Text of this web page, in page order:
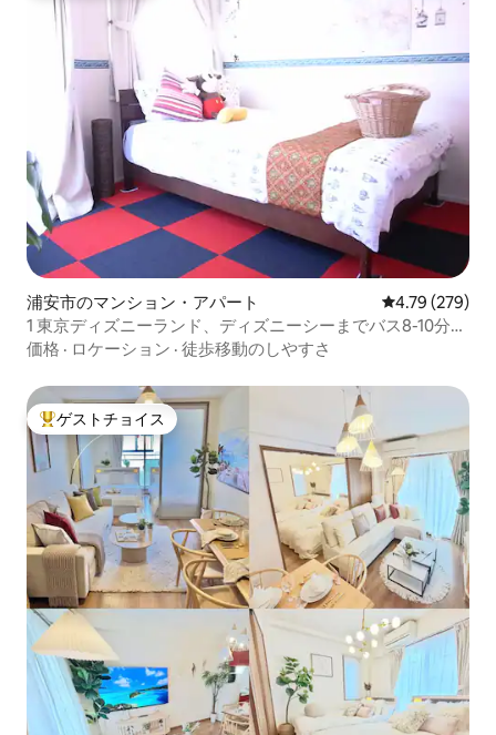
浦安市のマンション・アパート レビュー279
4.79 (279)
1 東京ディズニーランド、ディズニーシーまでバス8-10分
24Hスーパー徒歩1分
価格 · ロケーション · 徒歩移動のしやすさ
大好評のゲストチョイスです。
ゲストチョイス